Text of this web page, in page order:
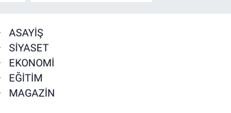
ASAYİŞ
SİYASET
EKONOMİ
EĞİTİM
MAGAZİN